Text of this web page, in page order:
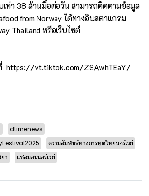
เท่า 38 ล้านมื้อต่อวัน สามารถติดตามข้อมูล
from Norway ได้ทางอินสตาแกรม
Thailand หรือเว็บไซต์
https://vt.tiktok.com/ZSAwhTEaY/
dtimenews
ความสัมพันธ์ทางการทูตไทยนอร์เวย์
า แซลมอนนอร์เวย์